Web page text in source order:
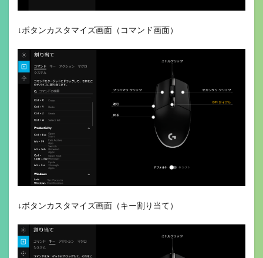
↓ボタンカスタマイズ画面（コマンド画面）
↓ボタンカスタマイズ画面（キー割り当て）